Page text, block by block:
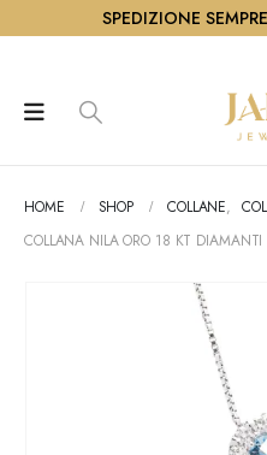
SPEDIZIONE
HOME SHOP COLLANE,
COLLANA NILA ORO 18 KT DIAMANTI